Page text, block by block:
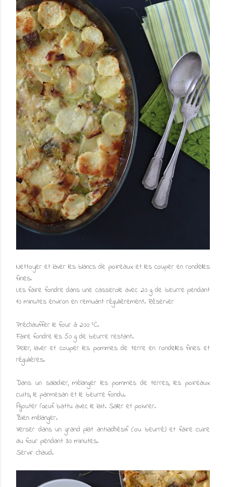
Nettoyer et laver les blancs de poireaux et les couper en rondelles
fines.
Les faire fondre dans une casserole avec 20 g de beurre pendant
10 minutes environ en remuant régulièrement. Réserver
Préchauffer le four à 200 °C.
Faire fondre les 50 g de beurre restant.
Peler, laver et couper les pommes de terre en rondelles fines et
régulières.
Dans un saladier, mélanger les pommes de terres, les poireaux
cuits, le parmesan et le beurre fondu.
Ajouter l’œuf battu avec le lait. Saler et poivrer.
Bien mélanger.
Verser dans un grand plat antiadhésif (ou beurré) et faire cuire
au four pendant 30 minutes.
Servir chaud.